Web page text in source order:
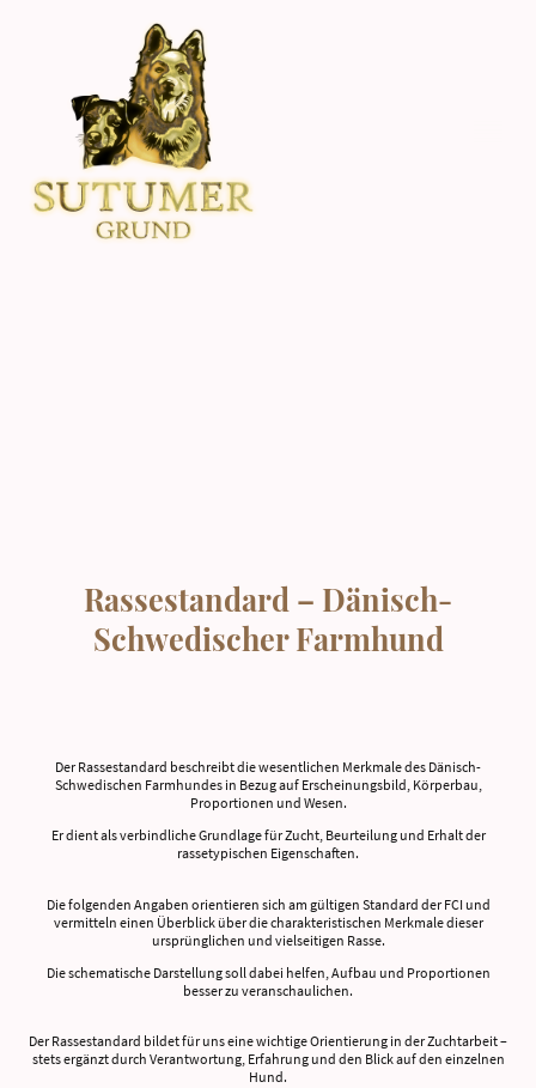
Rassestandard – Dänisch-
Schwedischer Farmhund
Der Rassestandard beschreibt die wesentlichen Merkmale des Dänisch-
Schwedischen Farmhundes in Bezug auf Erscheinungsbild, Körperbau,
Proportionen und Wesen.
Er dient als verbindliche Grundlage für Zucht, Beurteilung und Erhalt der
rassetypischen Eigenschaften.
Die folgenden Angaben orientieren sich am gültigen Standard der FCI und
vermitteln einen Überblick über die charakteristischen Merkmale dieser
ursprünglichen und vielseitigen Rasse.
Die schematische Darstellung soll dabei helfen, Aufbau und Proportionen
besser zu veranschaulichen.
Der Rassestandard bildet für uns eine wichtige Orientierung in der Zuchtarbeit –
stets ergänzt durch Verantwortung, Erfahrung und den Blick auf den einzelnen
Hund.